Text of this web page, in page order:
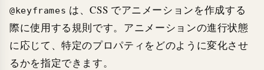
@keyframes は、CSS でアニメーションを作成する
際に使用する規則です。アニメーションの進行状態
に応じて、特定のプロパティをどのように変化させ
るかを指定できます。